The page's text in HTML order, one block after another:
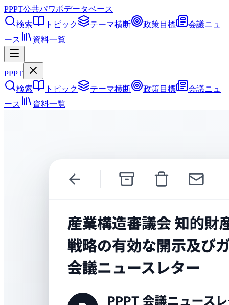
PPPT公共パワポデータベース
検索
トピック テーマ横断 政策目標
会議ニュ
ース
資料一覧
PPPT
検索
トピック テーマ横断 政策目標
会議ニュ
ース
資料一覧